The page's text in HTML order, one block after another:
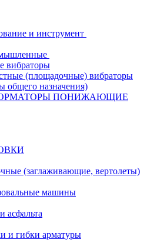
и инструмент
вибраторы
(площадочные) вибраторы
общего назначения)
ПОНИЖАЮЩИЕ
(заглаживающие, вертолеты)
машины
асфальта
и гибки арматуры